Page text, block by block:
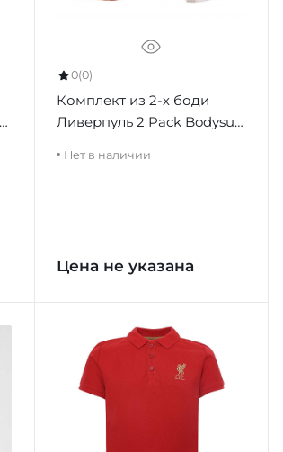
0(0)
Комплект из 2-х боди
Ливерпуль 2 Pack Bodysuit
Нет в наличии
Цена не указана